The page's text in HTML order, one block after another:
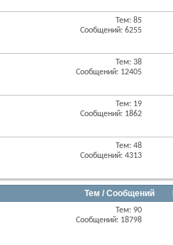
Тем: 85
Сообщений: 6255
Тем: 38
Сообщений: 12405
Тем: 19
Сообщений: 1862
Тем: 48
Сообщений: 4313
Тем / Сообщений
Тем: 90
Сообщений: 18798